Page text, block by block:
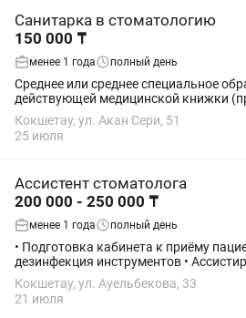
Санитарка в стоматологию
150 000 ₸
менее 1 года полный день
Среднее или среднее специальное
действующей медицинской книжки
согласно требованиям работодателя). Знание правил
санитарно-эпидемиологического
Кокшетау, ул. Акан Сери, 51
25 июля
Ассистент стоматолога
200 000 - 250 000 ₸
менее 1 года полный день
• Подготовка кабинета к приёму
дезинфекция инструментов •
руки» • Контроль наличия и
медицинской...
Кокшетау, ул. Ауельбекова, 33
21 июля